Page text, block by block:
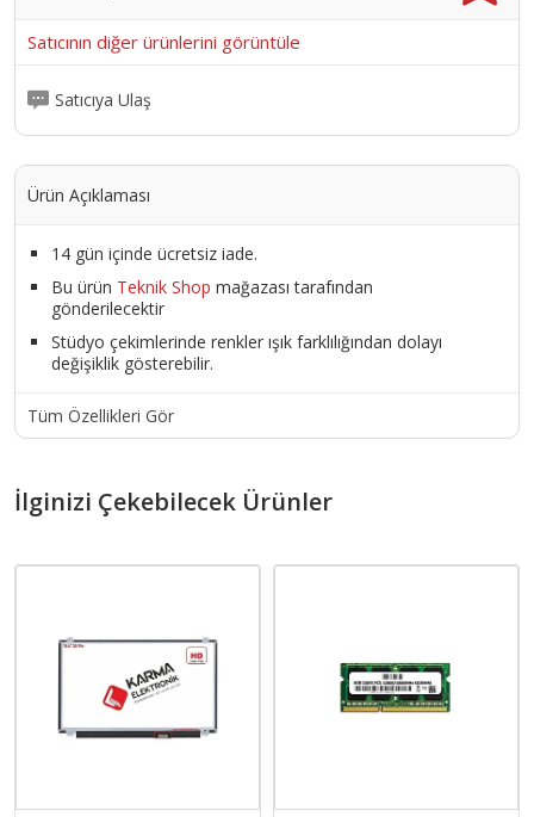
Satıcının diğer ürünlerini görüntüle
Satıcıya Ulaş
Ürün Açıklaması
14 gün içinde ücretsiz iade.
Bu ürün Teknik Shop mağazası tarafından
gönderilecektir
Stüdyo çekimlerinde renkler ışık farklılığından dolayı
değişiklik gösterebilir.
Tüm Özellikleri Gör
İlginizi Çekebilecek Ürünler